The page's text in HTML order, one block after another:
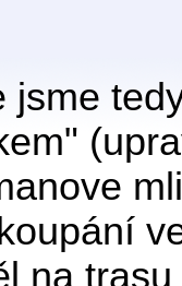
jsme
na